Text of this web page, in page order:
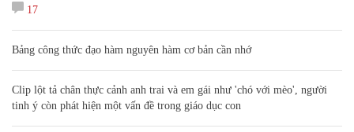
17
Bảng công thức đạo hàm nguyên hàm cơ bản cần nhớ
Clip lột tả chân thực cảnh anh trai và em gái như 'chó với mèo', người
tinh ý còn phát hiện một vấn đề trong giáo dục con